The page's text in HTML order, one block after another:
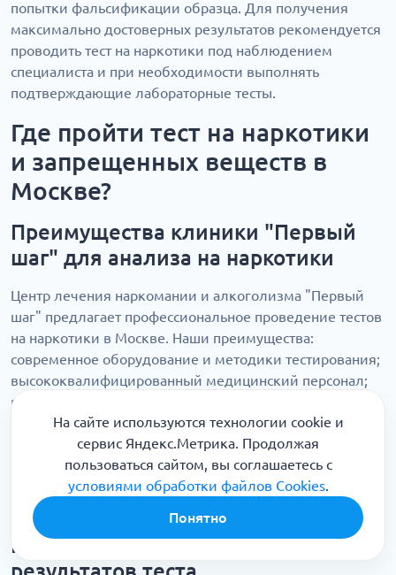
попытки фальсификации образца. Для получения
максимально достоверных результатов рекомендуется
проводить тест на наркотики под наблюдением
специалиста и при необходимости выполнять
подтверждающие лабораторные тесты.
Где пройти тест на наркотики
и запрещенных веществ в
Москве?
Преимущества клиники "Первый
шаг" для анализа на наркотики
Центр лечения наркомании и алкоголизма "Первый
шаг" предлагает профессиональное проведение тестов
на наркотики в Москве. Наши преимущества:
современное оборудование и методики тестирования;
высококвалифицированный медицинский персонал;
возможность проведения как экспресс-тестов, так и
углубленных лабораторных исследований;
комплексный подход: от диагностики до лечения и
реабилитации; удобное расположение клиники и
гибкий график работы; тест на наркотики по
доступным ценам и определение различных веществ.
Гарантия конфиденциальности
На сайте используются технологии cookie и
сервис Яндекс.Метрика. Продолжая
пользоваться сайтом, вы соглашаетесь с
условиями обработки файлов Cookies.
Понятно